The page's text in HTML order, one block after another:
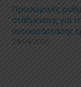
Προσωρινές
στάθμευσης για
αντικατάστασης
24/04/2026